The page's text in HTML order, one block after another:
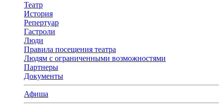
Театр
История
Репертуар
Гастроли
Люди
Правила посещения театра
Людям с ограниченными возможностями
Партнеры
Документы
Афиша